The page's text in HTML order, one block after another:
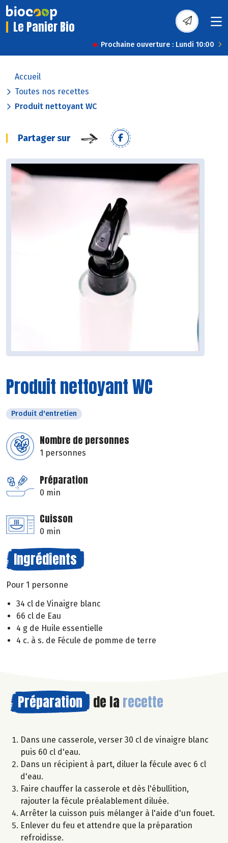
Le Panier Bio
Prochaine ouverture : Lundi 10:00
Accueil
Toutes nos recettes
Produit nettoyant WC
Partager sur
Produit nettoyant WC
Produit d'entretien
Nombre de personnes
1 personnes
Préparation
0 min
Cuisson
0 min
Ingrédients
Pour 1 personne
34 cl de Vinaigre blanc
66 cl de Eau
4 g de Huile essentielle
4 c. à s. de Fécule de pomme de terre
Préparation de la recette
Dans une casserole, verser 30 cl de vinaigre blanc
puis 60 cl d'eau.
Dans un récipient à part, diluer la fécule avec 6 cl
d'eau.
Faire chauffer la casserole et dès l'ébullition,
rajouter la fécule préalablement diluée.
Arrêter la cuisson puis mélanger à l'aide d'un fouet.
Enlever du feu et attendre que la préparation
refroidisse.